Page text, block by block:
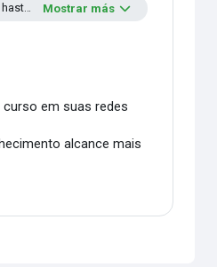
Mostrar más Fórum de
em suas redes
alcance mais